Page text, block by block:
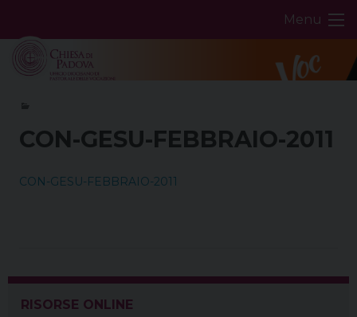
content
Menu
CON-GESU-FEBBRAIO-2011
CON-GESU-FEBBRAIO-2011
RISORSE ONLINE